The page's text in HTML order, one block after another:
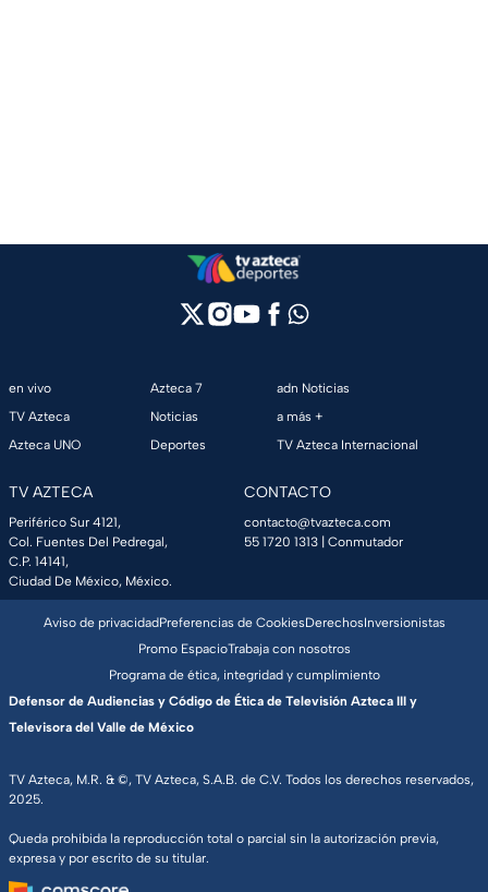
en vivo
TV Azteca
Azteca UNO
Azteca 7
Noticias
Deportes
adn Noticias
a más +
TV Azteca Internacional
TV AZTECA
Periférico Sur 4121,
Col. Fuentes Del Pedregal,
C.P. 14141,
Ciudad De México, México.
CONTACTO
contacto@tvazteca.com
55 1720 1313 | Conmutador
TV Azteca, M.R. & ©, TV Azteca, S.A.B. de C.V. Todos los derechos reservados,
2025.
Queda prohibida la reproducción total o parcial sin la autorización previa,
expresa y por escrito de su titular.
Aviso de privacidadPreferencias de CookiesDerechosInversionistas
Promo EspacioTrabaja con nosotros
Programa de ética, integridad y cumplimiento
Defensor de Audiencias y Código de Ética de Televisión Azteca III y
Televisora del Valle de México